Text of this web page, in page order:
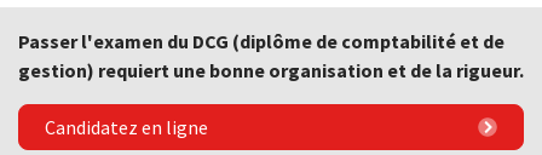
Passer l'examen du DCG (diplôme de comptabilité et de
gestion) requiert une bonne organisation et de la rigueur.
Candidatez en ligne